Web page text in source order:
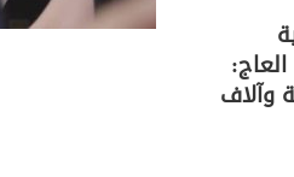
وآلاف